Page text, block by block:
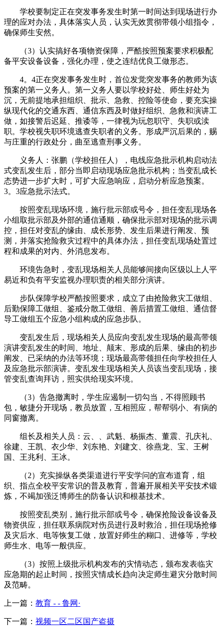
学校要制定正在突发事务发生时第一时间达到现场进行办
理的应对办法，具体落实人员，认实无效贯彻带领小组指令，
确保师生安然。
（3）认实搞好各项物资保障，严酷按照预案要求积极配
备平安设备设备，强化办理，使之连结优良工做形态。
4。4正在突发事务发生时，首位发觉突发事务的教师为该
预案的第一义务人。第一义务人要以学校好处、师生好处为
沉，无前提地承担组织、批示、急救、控险等使命，要充实操
纵现代化的交通东西、通信东西及时做好组织、急救和演讲工
做，如接警后迟延、推诿等，一律视为玩忽职守、失职或渎
职。学校视失职环境逃查失职者的义务。形成严沉后果的，赐
与庄重的行政处分，曲至逃查刑事义务。
义务人：张鹏（学校担任人），电线应急批示机构启动法
式变乱发生后，部分当即启动现场应急批示机构；当变乱成长
态势进一步扩大时，可扩大应急响应，启动分析应急预案。
3。3应急批示法式。
按照变乱现场环境，施行批示部或号令，担任变乱现场各
小组取批示部及外部的通信通顺，确保批示部对现场的批示调
控，担任对变乱的缘由、成长形势、发生后果进行阐发、预
测，并落实抢险救灾过程中的具体办法，担任变乱现场处置过
程和成果的对内、外消息发布。
环境告急时，变乱现场相关人员能够间接向区级以上人平
易近和负有平安监视办理职责的相关部分演讲。
步队保障学校严酷按照要求，成立了由抢险救灾工做组、
后勤保障工做组、鉴戒分散工做组、善后措置工做组、通信督
导工做组五个应急小组构成的应急步队。
变乱发生后，现场相关人员应向变乱发生现场的最高带领
演讲变乱发生的时间、地址、颠末、形成的后果、缘由的初步
阐发、已采纳的办法等环境；现场最高带领担任向学校担任人
及应急批示部演讲。变乱发生现场相关人员该当变乱现场，接
管变乱查询拜访，照实供给现实环境。
（3）告急撤离时，学生应遏制一切勾当，不得照顾书
包，敏捷分开现场，教员放置，互相照应，帮帮弱小、有病的
同窗撤离。
组长及相关人员：云、、武魁、杨振杰、董震、孔庆礼、
徐建、王凯、衣少华、刘东艳、刘建文、徐燕龙、宝、王树
国、王兆利、王冰。
（2）充实操纵各类渠道进行平安学问的宣布道育，组
织、指点全校平安常识的普及教育，普遍开展相关平安技术锻
炼，不竭加强泛博师生的防备认识和根基技术。
按照变乱类别，施行批示部或号令，确保抢险设备设备及
物资供应，担任联系病院对伤员进行及时救治，担任现场抢修
及灾后水、电等恢复工做，放置好师生的糊口、进修等，学校
师生水、电等一般供应。
（3）按照上级批示机构发布的灾情动态，颁布发表临灾
应急期的起止时间，按照灾情成长趋向决定师生避灾分散时间
及范畴。
上一篇： 教育 - - 鲁网·
下一篇： 视频一区二区国产盗摄